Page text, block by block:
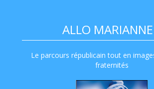
ALLO
Le parcours républicain tout en
fraternités